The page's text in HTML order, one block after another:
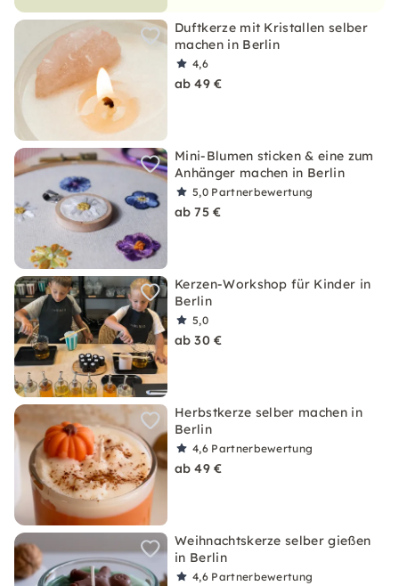
Duftkerze mit Kristallen selber
machen in Berlin
4,6
ab 49 €
Mini-Blumen sticken & eine zum
Anhänger machen in Berlin
5,0 Partnerbewertung
ab 75 €
Kerzen-Workshop für Kinder in
Berlin
5,0
ab 30 €
Herbstkerze selber machen in
Berlin
4,6 Partnerbewertung
ab 49 €
Weihnachtskerze selber gießen
in Berlin
4,6 Partnerbewertung